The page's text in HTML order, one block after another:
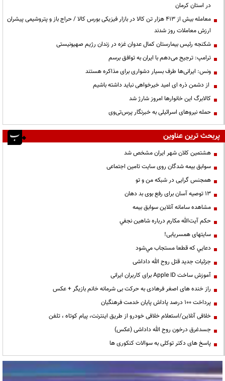
در استان کرمان
معامله بیش از ۴۱۳ هزار تن کالا در بازار فیزیکی بورس کالا / حراج باز و پتروشیمی پیشران
ارزش معاملات روز شدند
شکنجه رئیس بیمارستان کمال عدوان غزه در زندان رژیم صهیونیستی
ترامپ: ترجیح می‌دهم با ایران به توافق برسم
ونس: ایرانی‌ها طرف بسیار دشواری برای مذاکره هستند
از دشمن ذره ای امید خیرخواهی نباید داشته باشیم
کالابرگ این خانوارها امروز شارژ شد
حمله نیروهای اسرائیلی به خبرنگار پرس‌تی‌وی
پربحث ترین عناوین
هشتمین کلان شهر ایران مشخص شد
سوابق بیمه شدگان روی سایت تامین اجتماعی
همجنس گرایی در شبکه من و تو
13 توصیه آسان برای رفع بوی بد دهان
مشاهده سامانه آنلاين سوابق بیمه
حكم آيت‌الله مكارم درباره شاهين نجفي
سایتهای همسریابی!
دعايي كه قطعا مستجاب مي‌شود
جزئیات جدید قتل روح الله داداشی
آموزش ساخت Apple ID برای کاربران ایرانی
راز خنده های اصغر فرهادی به حرکت بی شرمانه خانم بازیگر + عکس
پرداخت ۱۰۰ درصد پاداش پایان خدمت فرهنگیان
خلافی آنلاین/استعلام خلافی خودرو از طریق اینترنت، پیام کوتاه ، تلفن
جسدغرق درخون روح الله داداشی (عکس)
پاسخ های دکتر توکلی به سوالات کنکوری ها